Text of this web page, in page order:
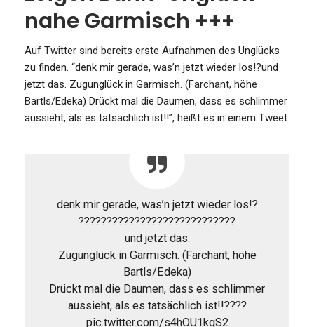
nahe Garmisch +++
Auf Twitter sind bereits erste Aufnahmen des Unglücks
zu finden. “denk mir gerade, was’n jetzt wieder los!?und
jetzt das. Zugunglück in Garmisch. (Farchant, höhe
Bartls/Edeka) Drückt mal die Daumen, dass es schlimmer
aussieht, als es tatsächlich ist!!”, heißt es in einem Tweet.
denk mir gerade, was’n jetzt wieder los!?
????????????????????????????
und jetzt das.
Zugunglück in Garmisch. (Farchant, höhe
Bartls/Edeka)
Drückt mal die Daumen, dass es schlimmer
aussieht, als es tatsächlich ist!!????
pic.twitter.com/s4hOU1kqS2